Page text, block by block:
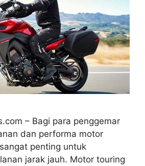
– Bagi para penggemar
dan performa motor
penting untuk
jarak jauh. Motor touring